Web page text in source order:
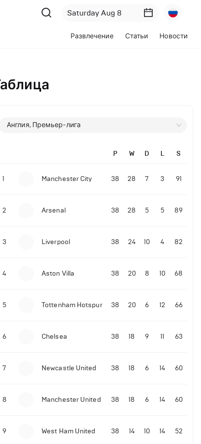
Развлечение Статьи Новости
Англия, Премьер-лига
P W D L S
1 Manchester City 38 28 7 3 91
2 Arsenal 38 28 5 5 89
3 Liverpool 38 24 10 4 82
4 Aston Villa 38 20 8 10 68
5 Tottenham Hotspur 38 20 6 12 66
6 Chelsea 38 18 9 11 63
7 Newcastle United 38 18 6 14 60
8 Manchester United 38 18 6 14 60
9 West Ham United 38 14 10 14 52